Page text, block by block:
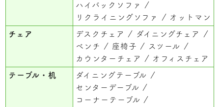
ハイバックソファ
リクライニングソファ
オットマン
チェア デスクチェア
ダイニングチェア
ベンチ
座椅子
スツール
カウンターチェア
オフィスチェア
テーブル・机
ダイニングテーブル
センターデーブル
コーナーテーブル